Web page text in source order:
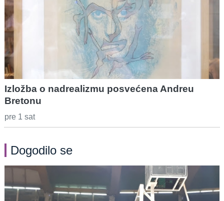
Izložba o nadrealizmu posvećena Andreu
Bretonu
pre 1 sat
Dogodilo se